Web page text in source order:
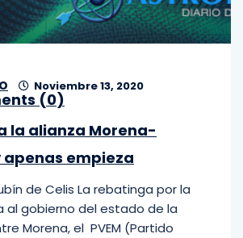
Noviembre 13, 2020
(0)
la alianza Morena-
empieza
de Celis La rebatinga por la
al gobierno del estado de la
Morena, el PVEM (Partido